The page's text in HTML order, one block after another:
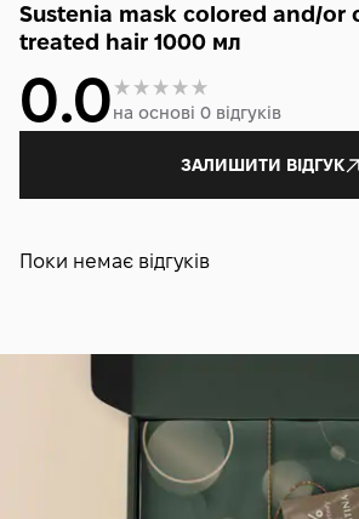
Sustenia mask colored and/or
treated hair 1000 мл
0.0на основі 0 відгуків
ЗАЛИШИТИ ВІДГУК
Поки немає відгуків